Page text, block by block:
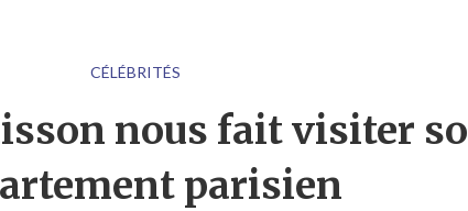
CÉLÉBRITÉS
nous fait visiter
parisien